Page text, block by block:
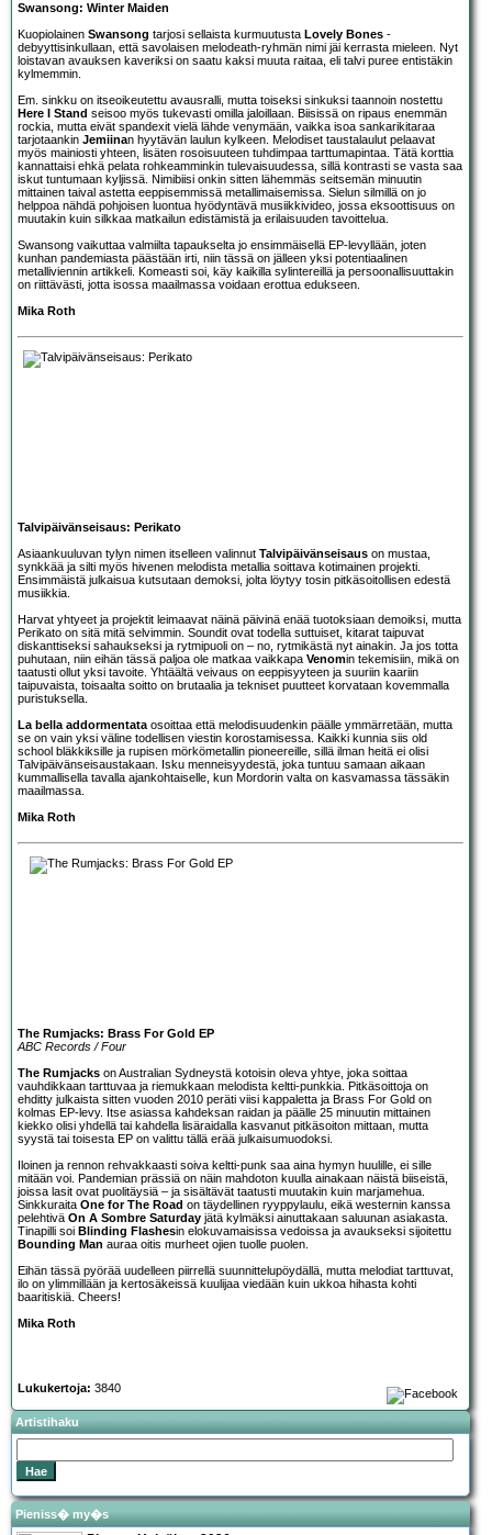
Swansong: Winter Maiden
Kuopiolainen Swansong tarjosi sellaista kurmuutusta Lovely Bones -
debyyttisinkullaan, että savolaisen melodeath-ryhmän nimi jäi kerrasta mieleen. Nyt
loistavan avauksen kaveriksi on saatu kaksi muuta raitaa, eli talvi puree entistäkin
kylmemmin.
Em. sinkku on itseoikeutettu avausralli, mutta toiseksi sinkuksi taannoin nostettu
Here I Stand seisoo myös tukevasti omilla jaloillaan. Biisissä on ripaus enemmän
rockia, mutta eivät spandexit vielä lähde venymään, vaikka isoa sankarikitaraa
tarjotaankin Jemiinan hyytävän laulun kylkeen. Melodiset taustalaulut pelaavat
myös mainiosti yhteen, lisäten rosoisuuteen tuhdimpaa tarttumapintaa. Tätä korttia
kannattaisi ehkä pelata rohkeamminkin tulevaisuudessa, sillä kontrasti se vasta saa
iskut tuntumaan kyljissä. Nimibiisi onkin sitten lähemmäs seitsemän minuutin
mittainen taival astetta eeppisemmissä metallimaisemissa. Sielun silmillä on jo
helppoa nähdä pohjoisen luontua hyödyntävä musiikkivideo, jossa eksoottisuus on
muutakin kuin silkkaa matkailun edistämistä ja erilaisuuden tavoittelua.
Swansong vaikuttaa valmiilta tapaukselta jo ensimmäisellä EP-levyllään, joten
kunhan pandemiasta päästään irti, niin tässä on jälleen yksi potentiaalinen
metalliviennin artikkeli. Komeasti soi, käy kaikilla sylintereillä ja persoonallisuuttakin
on riittävästi, jotta isossa maailmassa voidaan erottua edukseen.
Mika Roth
Talvipäivänseisaus: Perikato
Asiaankuuluvan tylyn nimen itselleen valinnut Talvipäivänseisaus on mustaa,
synkkää ja silti myös hivenen melodista metallia soittava kotimainen projekti.
Ensimmäistä julkaisua kutsutaan demoksi, jolta löytyy tosin pitkäsoitollisen edestä
musiikkia.
Harvat yhtyeet ja projektit leimaavat näinä päivinä enää tuotoksiaan demoiksi, mutta
Perikato on sitä mitä selvimmin. Soundit ovat todella suttuiset, kitarat taipuvat
diskanttiseksi sahaukseksi ja rytmipuoli on – no, rytmikästä nyt ainakin. Ja jos totta
puhutaan, niin eihän tässä paljoa ole matkaa vaikkapa Venomin tekemisiin, mikä on
taatusti ollut yksi tavoite. Yhtäältä veivaus on eeppisyyteen ja suuriin kaariin
taipuvaista, toisaalta soitto on brutaalia ja tekniset puutteet korvataan kovemmalla
puristuksella.
La bella addormentata osoittaa että melodisuudenkin päälle ymmärretään, mutta
se on vain yksi väline todellisen viestin korostamisessa. Kaikki kunnia siis old
school bläkkiksille ja rupisen mörkömetallin pioneereille, sillä ilman heitä ei olisi
Talvipäivänseisaustakaan. Isku menneisyydestä, joka tuntuu samaan aikaan
kummallisella tavalla ajankohtaiselle, kun Mordorin valta on kasvamassa tässäkin
maailmassa.
Mika Roth
The Rumjacks: Brass For Gold EP
ABC Records / Four
The Rumjacks on Australian Sydneystä kotoisin oleva yhtye, joka soittaa
vauhdikkaan tarttuvaa ja riemukkaan melodista keltti-punkkia. Pitkäsoittoja on
ehditty julkaista sitten vuoden 2010 peräti viisi kappaletta ja Brass For Gold on
kolmas EP-levy. Itse asiassa kahdeksan raidan ja päälle 25 minuutin mittainen
kiekko olisi yhdellä tai kahdella lisäraidalla kasvanut pitkäsoiton mittaan, mutta
syystä tai toisesta EP on valittu tällä erää julkaisumuodoksi.
Iloinen ja rennon rehvakkaasti soiva keltti-punk saa aina hymyn huulille, ei sille
mitään voi. Pandemian prässiä on näin mahdoton kuulla ainakaan näistä biiseistä,
joissa lasit ovat puolitäysiä – ja sisältävät taatusti muutakin kuin marjamehua.
Sinkkuraita One for The Road on täydellinen ryyppylaulu, eikä westernin kanssa
pelehtivä On A Sombre Saturday jätä kylmäksi ainuttakaan saluunan asiakasta.
Tinapilli soi Blinding Flashesin elokuvamaisissa vedoissa ja avaukseksi sijoitettu
Bounding Man auraa oitis murheet ojien tuolle puolen.
Eihän tässä pyörää uudelleen piirrellä suunnittelupöydällä, mutta melodiat tarttuvat,
ilo on ylimmillään ja kertosäkeissä kuulijaa viedään kuin ukkoa hihasta kohti
baaritiskiä. Cheers!
Mika Roth
Lukukertoja: 3840
Artistihaku
Pieniss� my�s